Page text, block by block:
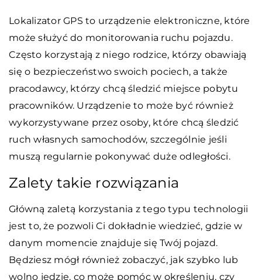
Lokalizator GPS to urządzenie elektroniczne, które
może służyć do monitorowania ruchu pojazdu.
Często korzystają z niego rodzice, którzy obawiają
się o bezpieczeństwo swoich pociech, a także
pracodawcy, którzy chcą śledzić miejsce pobytu
pracowników. Urządzenie to może być również
wykorzystywane przez osoby, które chcą śledzić
ruch własnych samochodów, szczególnie jeśli
muszą regularnie pokonywać duże odległości.
Zalety takie rozwiązania
Główną zaletą korzystania z tego typu technologii
jest to, że pozwoli Ci dokładnie wiedzieć, gdzie w
danym momencie znajduje się Twój pojazd.
Będziesz mógł również zobaczyć, jak szybko lub
wolno jedzie, co może pomóc w określeniu, czy